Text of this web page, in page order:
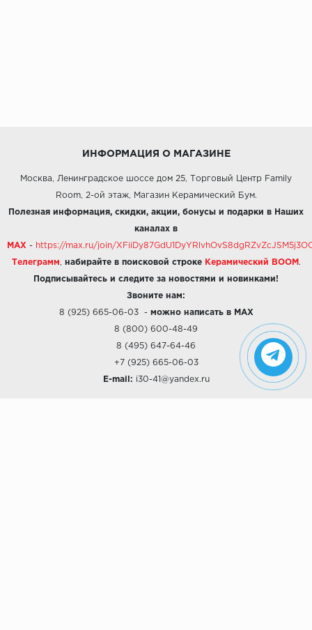
ИНФОРМАЦИЯ О МАГАЗИНЕ
Москва, Ленинградское шоссе дом 25, Торговый Центр Family
Room, 2-ой этаж, Магазин Керамический Бум.
Полезная информация, скидки, акции, бонусы и подарки в Наших
каналах в
MAX - https://max.ru/join/
Телеграмм набирайте в поисковой строке Керамический BOOM .
Подписывайтесь и следите за новостями и новинками!
Звоните нам:
8 (925) 665-06-03- можно написать в MAX
8 (800) 600-48-49
8 (495) 647-64-46
+7 (925) 665-06-03
E-mail: i30-41@yandex.ru